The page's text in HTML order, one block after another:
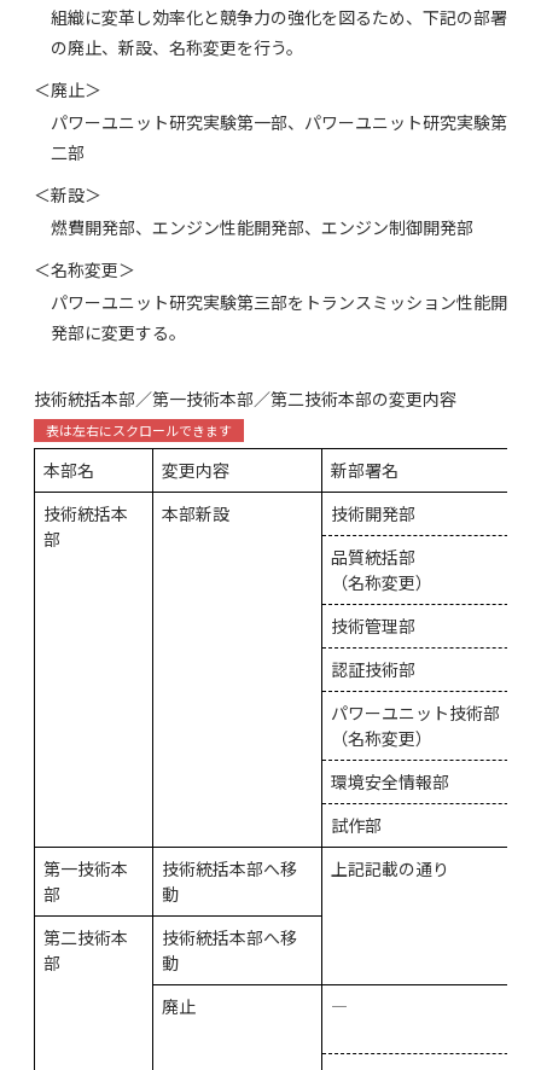
組織に変革し効率化と競争力の強化を図るため、下記の部署
の廃止、新設、名称変更を行う。
＜廃止＞
パワーユニット研究実験第一部、パワーユニット研究実験第
二部
＜新設＞
燃費開発部、エンジン性能開発部、エンジン制御開発部
＜名称変更＞
パワーユニット研究実験第三部をトランスミッション性能開
発部に変更する。
技術統括本部／第一技術本部／第二技術本部の変更内容
本部名 変更内容
新部署名
技術統括本
部
本部新設
技術開発部
品質統括部
（名称変更）
技術管理部
認証技術部
パワーユニット技術部
（名称変更）
環境安全情報部
試作部
第一技術本
部
技術統括本部へ移
動
上記記載の通り
第二技術本
部
技術統括本部へ移
動
廃止
―